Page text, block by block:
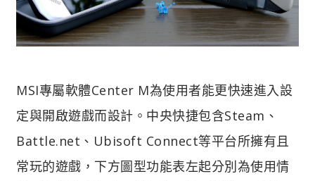
MSI專屬軟體Center M為使用者能更快速進入設
定與開啟遊戲而設計。 中央快捷包含Steam、
Battle.net、Ubisoft Connect等平台所擁有且
常玩的遊戲，下方圖型功能表左起分別為使用情